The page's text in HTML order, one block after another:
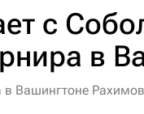
с
в
в Вашингтоне